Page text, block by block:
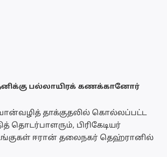
பல்லாயிரக் கணக்கானோர்
தாக்குதலில் கொல்லப்பட்ட
தொடர்பாளரும், பிரிகேடியர்
ஈரான் தலைநகர் தெஹ்ரானில்